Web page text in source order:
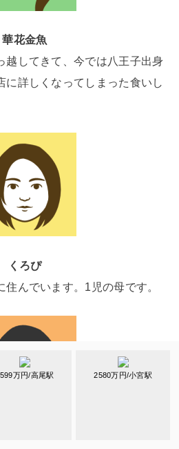
万円/高尾駅 2580万円/小宮駅
華花金魚
越してきて、今では八王子出身
に詳しくなってしまった食いし
くろぴ
んでいます。1児の母です。